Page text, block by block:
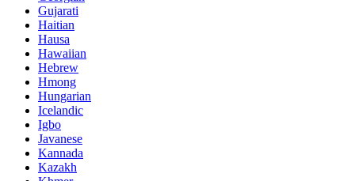
Gujarati
Haitian
Hausa
Hawaiian
Hebrew
Hmong
Hungarian
Icelandic
Igbo
Javanese
Kannada
Kazakh